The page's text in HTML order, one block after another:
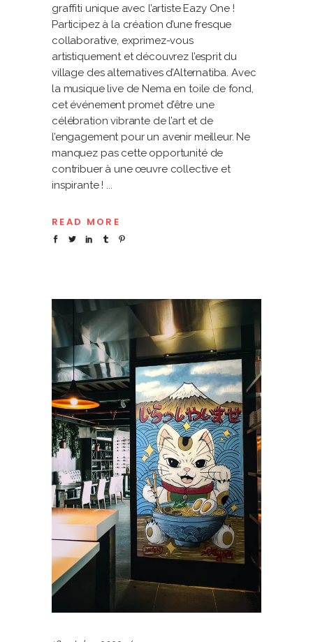
graffiti unique avec l’artiste Eazy One !
Participez à la création d’une fresque
collaborative, exprimez-vous
artistiquement et découvrez l’esprit du
village des alternatives d’Alternatiba. Avec
la musique live de Nema en toile de fond,
cet événement promet d’être une
célébration vibrante de l’art et de
l’engagement pour un avenir meilleur. Ne
manquez pas cette opportunité de
contribuer à une œuvre collective et
inspirante !
READ MORE